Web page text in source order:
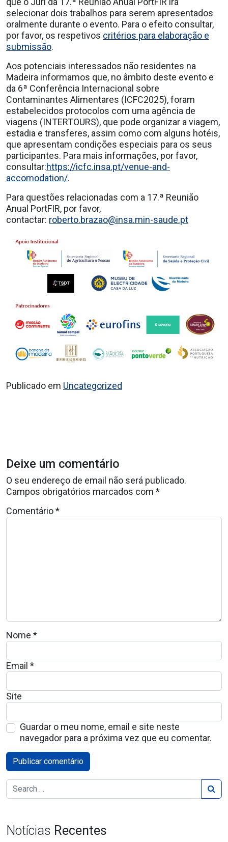
selecionar dois trabalhos para serem apresentados
oralmente durante o evento. Para o efeito consultar,
por favor, os respetivos critérios para elaboração e
submissão.
Aos potenciais interessados não residentes na
Madeira informamos que, no âmbito deste evento e
da 6ª Conferência Internacional sobre
Contaminantes Alimentares (ICFC2025), foram
estabelecidos protocolos com uma agência de
viagens (INTERTOURS), que pode organizar a viagem,
estadia e transferes, assim como com alguns hotéis,
que apresentam condições especiais para os seus
participantes. Para mais informações, por favor,
consultar:https://icfc.insa.pt/venue-and-
accomodation/.
Para questões relacionadas com a 17.ª Reunião
Anual PortFIR, por favor,
contactar: roberto.brazao@insa.min-saude.pt
Publicado em Uncategorized
Deixe um comentário
O seu endereço de email não será publicado.
Campos obrigatórios marcados com *
Comentário*
Nome *
Email *
Site
Guardar o meu nome, email e site neste
navegador para a próxima vez que eu comentar.
Notícias Recentes